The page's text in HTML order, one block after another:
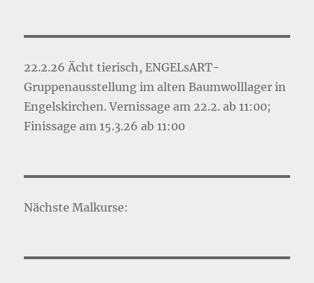
22.2.26 Ächt tierisch, ENGELsART-
Gruppenausstellung im alten Baumwolllager in
Engelskirchen. Vernissage am 22.2. ab 11:00;
Finissage am 15.3.26 ab 11:00
Nächste Malkurse: